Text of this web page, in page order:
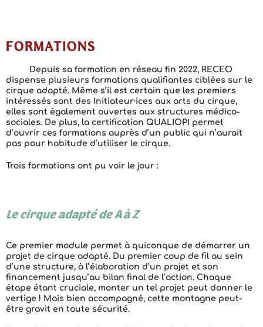
FORMATIONS
Depuis sa formation en réseau fin 2022, RECEO
dispense plusieurs formations qualifiantes ciblées sur le
cirque adapté. Même s’il est certain que les premiers
intéressés sont des Initiateur·ices aux arts du cirque,
elles sont également ouvertes aux structures médico-
sociales. De plus, la certification QUALIOPI permet
d’ouvrir ces formations auprès d’un public qui n’aurait
pas pour habitude d’utiliser le cirque.
Trois formations ont pu voir le jour :
Le cirque adapté de A à Z
Ce premier module permet à quiconque de démarrer un
projet de cirque adapté. Du premier coup de fil au sein
d’une structure, à l’élaboration d’un projet et son
financement jusqu’au bilan final de l’action. Chaque
étape étant cruciale, monter un tel projet peut donner le
vertige ! Mais bien accompagné, cette montagne peut-
être gravit en toute sécurité.